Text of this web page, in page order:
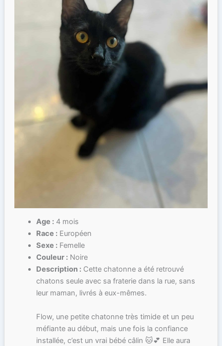
Age :4 mois
Race :Européen
Sexe :Femelle
Couleur :Noire
Description :Cette chatonne a été retrouvé
chatons seule avec sa fraterie dans la rue, sans
leur maman, livrés à eux-mêmes.
Flow, une petite chatonne très timide et un peu
méfiante au début, mais une fois la confiance
installée, c’est un vrai bébé câlin 🐱💕 Elle aura